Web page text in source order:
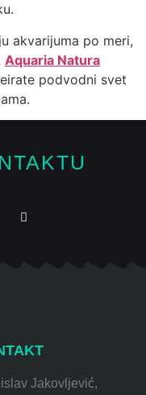
akvarijuma po meri,
Aquaria Natura
podvodni svet
Jakovljević,